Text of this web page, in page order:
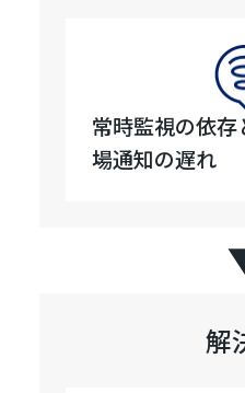
常時監視の依
場通知の遅れ
解